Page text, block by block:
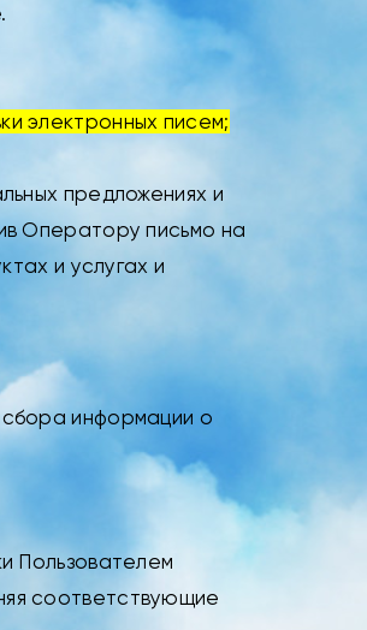
электронных писем;
предложениях и
Оператору письмо на
и услугах и
информации о
Пользователем
соответствующие